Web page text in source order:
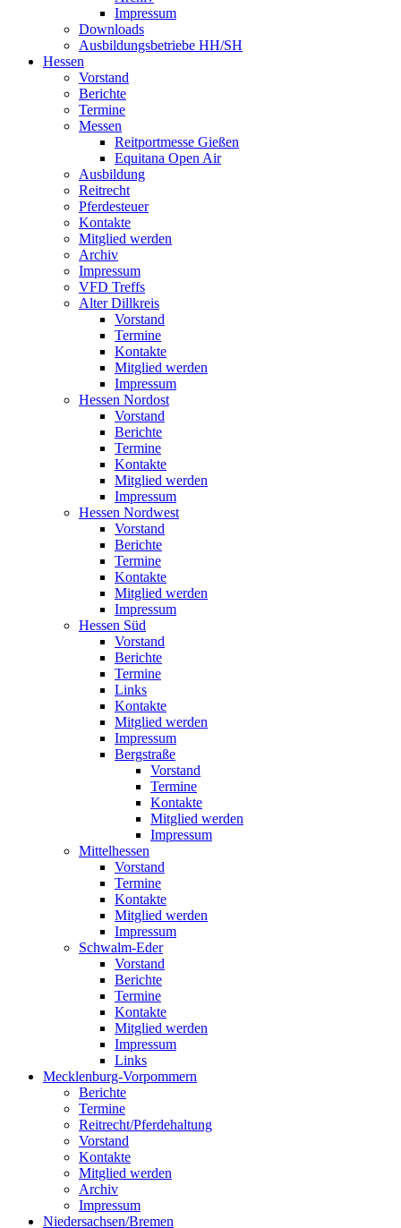
Impressum
Downloads
Ausbildungsbetriebe HH/SH
Hessen
Vorstand
Berichte
Termine
Messen
Reitportmesse Gießen
Equitana Open Air
Ausbildung
Reitrecht
Pferdesteuer
Kontakte
Mitglied werden
Archiv
Impressum
VFD Treffs
Alter Dillkreis
Vorstand
Termine
Kontakte
Mitglied werden
Impressum
Hessen Nordost
Vorstand
Berichte
Termine
Kontakte
Mitglied werden
Impressum
Hessen Nordwest
Vorstand
Berichte
Termine
Kontakte
Mitglied werden
Impressum
Hessen Süd
Vorstand
Berichte
Termine
Links
Kontakte
Mitglied werden
Impressum
Bergstraße
Vorstand
Termine
Kontakte
Mitglied werden
Impressum
Mittelhessen
Vorstand
Termine
Kontakte
Mitglied werden
Impressum
Schwalm-Eder
Vorstand
Berichte
Termine
Kontakte
Mitglied werden
Impressum
Links
Mecklenburg-Vorpommern
Berichte
Termine
Reitrecht/Pferdehaltung
Vorstand
Kontakte
Mitglied werden
Archiv
Impressum
Niedersachsen/Bremen